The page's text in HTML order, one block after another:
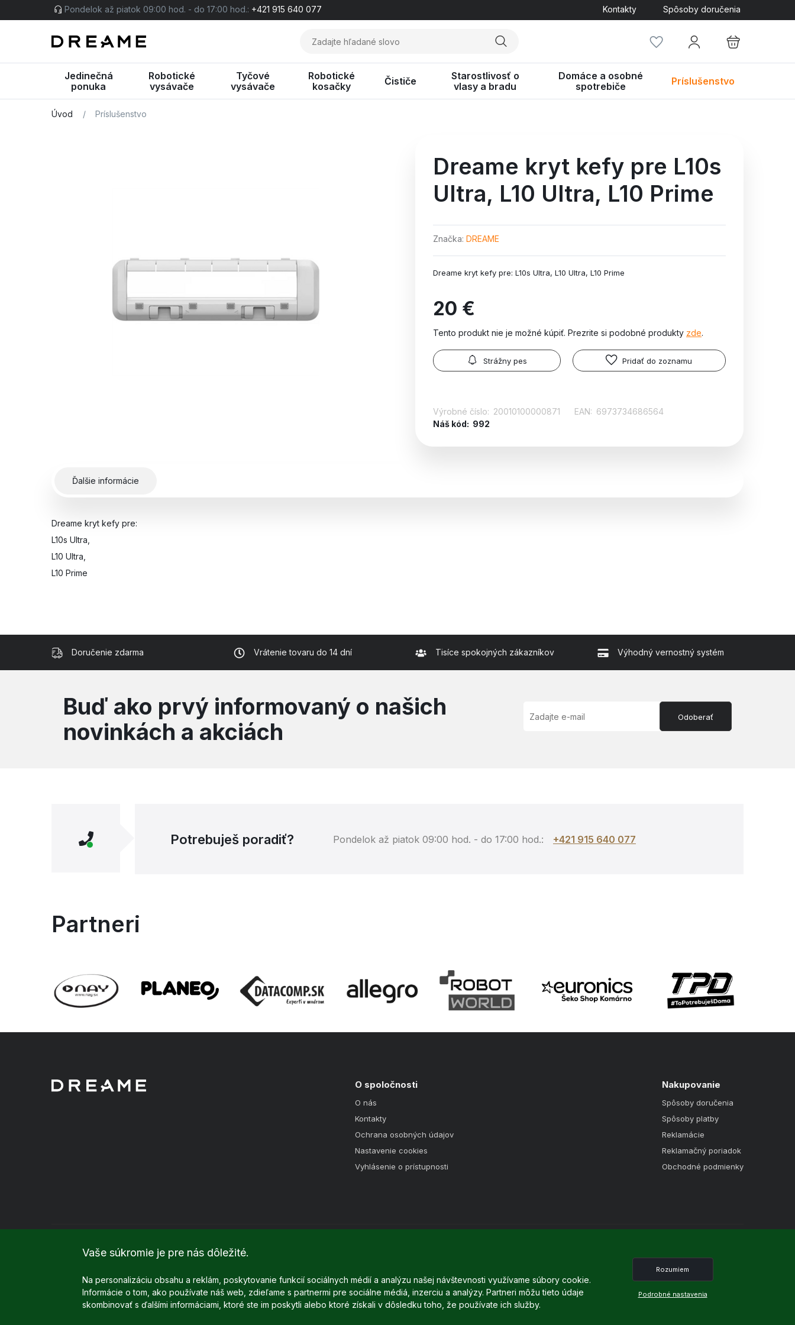
Pondelok až piatok 09:00 hod. - do 17:00 hod.: +421 915 640 077 Kontakty Spôsoby doručenia
Jedinečná
ponuka
Robotické
vysávače
Tyčové
vysávače
Robotické
kosačky
Čističe
Starostlivosť o
vlasy a bradu
Domáce a osobné
spotrebiče
Príslušenstvo
Úvod / Príslušenstvo
Dreame kryt kefy pre L10s
Ultra, L10 Ultra, L10 Prime
Značka DREAME
Dreame kryt kefy pre: L10s Ultra, L10 Ultra, L10 Prime
20 €
Tento produkt nie je možné kúpiť. Prezrite si podobné produkty zde.
Strážny pes Pridať do zoznamu
Výrobné číslo: 20010100000871 EAN: 6973734686564
Náš kód: 992
Ďalšie informácie
Dreame kryt kefy pre:
L10s Ultra,
L10 Ultra,
L10 Prime
Doručenie zdarma Vrátenie tovaru do 14 dní Tisíce spokojných zákazníkov Výhodný vernostný systém
Buď ako prvý informovaný o našich
novinkách a akciách
Odoberať
Potrebuješ poradiť? Pondelok až piatok 09:00 hod. - do 17:00 hod.: +421 915 640 077
Partneri
O spoločnosti
O nás
Kontakty
Ochrana osobných údajov
Nastavenie cookies
Vyhlásenie o prístupnosti
Nakupovanie
Spôsoby doručenia
Spôsoby platby
Reklamácie
Reklamačný poriadok
Obchodné podmienky
Copyright © 2025 - 2026 Dreame.sk | Všetky práva vyhradené
Vaše súkromie je pre nás dôležité.
Na personalizáciu obsahu a reklám, poskytovanie funkcií sociálnych médií a analýzu našej návštevnosti využívame súbory cookie.
Informácie o tom, ako používate náš web, zdieľame s partnermi pre sociálne médiá, inzerciu a analýzy. Partneri môžu tieto údaje
skombinovať s ďalšími informáciami, ktoré ste im poskytli alebo ktoré získali v dôsledku toho, že používate ich služby.
Rozumiem
Podrobné nastavenia